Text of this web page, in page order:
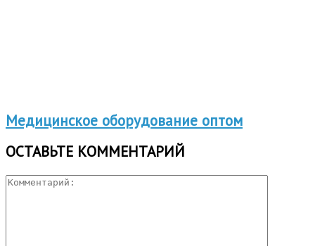
Медицинское оборудование оптом
ОСТАВЬТЕ КОММЕНТАРИЙ